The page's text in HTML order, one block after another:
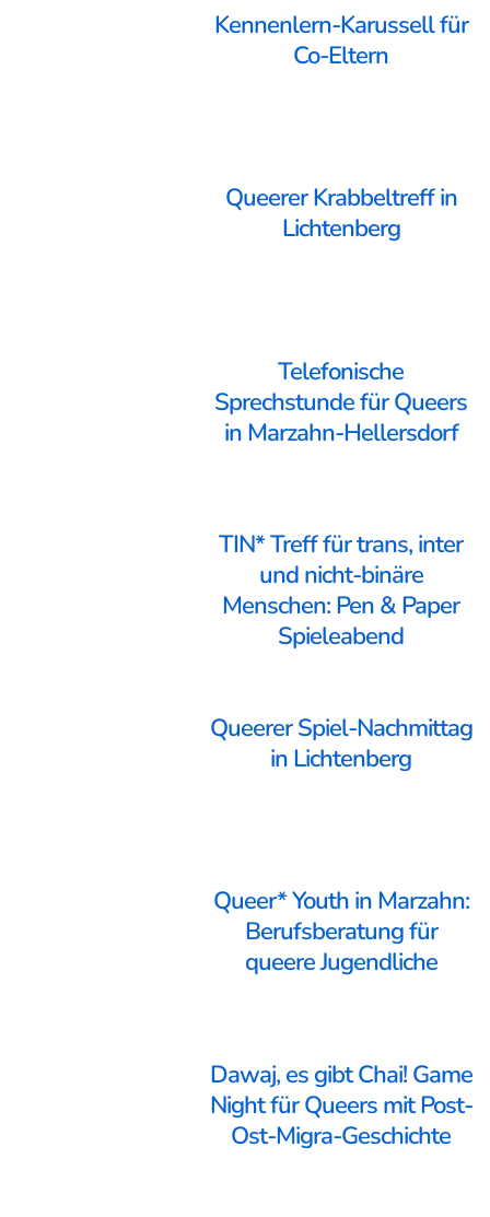
Kennenlern-Karussell für
Co-Eltern
Queerer Krabbeltreff in
Lichtenberg
Telefonische
Sprechstunde für Queers
in Marzahn-Hellersdorf
TIN* Treff für trans, inter
und nicht-binäre
Menschen: Pen & Paper
Spieleabend
Queerer Spiel-Nachmittag
in Lichtenberg
Queer* Youth in Marzahn:
Berufsberatung für
queere Jugendliche
Dawaj, es gibt Chai! Game
Night für Queers mit Post-
Ost-Migra-Geschichte